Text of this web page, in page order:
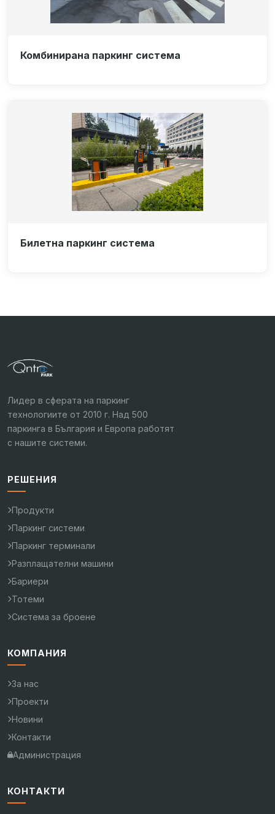
Комбинирана паркинг система
Билетна паркинг система
Лидер в сферата на паркинг
технологиите от 2010 г. Над 500
паркинга в България и Европа работят
с нашите системи.
РЕШЕНИЯ
Продукти
Паркинг системи
Паркинг терминали
Разплащателни машини
Бариери
Тотеми
Система за броене
КОМПАНИЯ
За нас
Проекти
Новини
Контакти
Администрация
КОНТАКТИ